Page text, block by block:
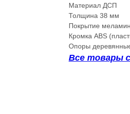
Материал ДСП
Толщина 38 мм
Покрытие меламин
Кромка ABS
Опоры
Все товары